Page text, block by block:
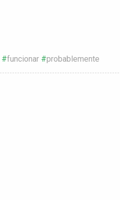
funcionar probablemente